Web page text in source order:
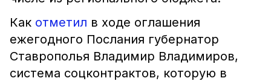
Как отметил в ходе оглашения
ежегодного Послания губернатор
Ставрополья Владимир Владимиров,
система соцконтрактов, которую в